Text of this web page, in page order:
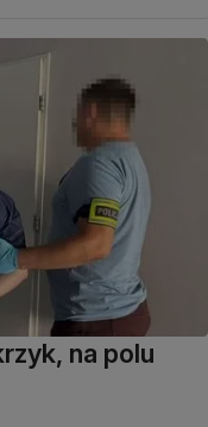
na polu